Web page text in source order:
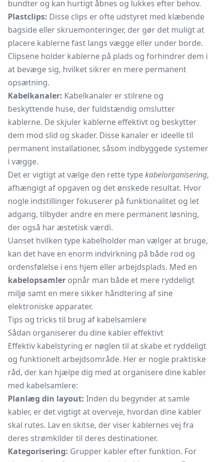
bundter og kan hurtigt åbnes og lukkes efter behov.
Plastclips: Disse clips er ofte udstyret med klæbende
bagside eller skruemonteringer, der gør det muligt at
placere kablerne fast langs vægge eller under borde.
Clipsene holder kablerne på plads og forhindrer dem i
at bevæge sig, hvilket sikrer en mere permanent
opsætning.
Kabelkanaler: Kabelkanaler er stilrene og
beskyttende huse, der fuldstændig omslutter
kablerne. De skjuler kablerne effektivt og beskytter
dem mod slid og skader. Disse kanaler er ideelle til
permanent installationer, såsom indbyggede systemer
i vægge.
Det er vigtigt at vælge den rette typekabelorganisering,
afhængigt af opgaven og det ønskede resultat. Hvor
nogle indstillinger fokuserer på funktionalitet og let
adgang, tilbyder andre en mere permanent løsning,
der også har æstetisk værdi.
Uanset hvilken type kabelholder man vælger at bruge,
kan det have en enorm indvirkning på både rod og
ordensfølelse i ens hjem eller arbejdsplads. Med en
kabelopsamler opnår man både et mere ryddeligt
miljø samt en mere sikker håndtering af sine
elektroniske apparater.
Tips og tricks til brug af kabelsamlere
Sådan organiserer du dine kabler effektivt
Effektiv kabelstyring er nøglen til at skabe et ryddeligt
og funktionelt arbejdsområde. Her er nogle praktiske
råd, der kan hjælpe dig med at organisere dine kabler
med kabelsamlere:
Planlæg din layout: Inden du begynder at samle
kabler, er det vigtigt at overveje, hvordan dine kabler
skal rutes. Lav en skitse, der viser kablernes vej fra
deres strømkilder til deres destinationer.
Kategorisering: Grupper kabler efter funktion. For